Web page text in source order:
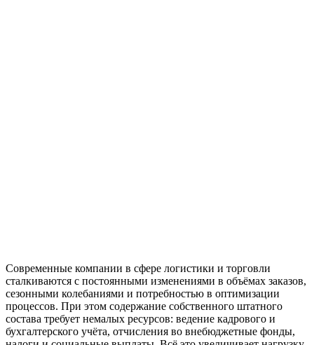
Современные компании в сфере логистики и торговли
сталкиваются с постоянными изменениями в объёмах заказов,
сезонными колебаниями и потребностью в оптимизации
процессов. При этом содержание собственного штатного
состава требует немалых ресурсов: ведение кадрового и
бухгалтерского учёта, отчисления во внебюджетные фонды,